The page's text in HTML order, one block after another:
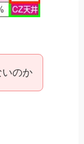
いのか